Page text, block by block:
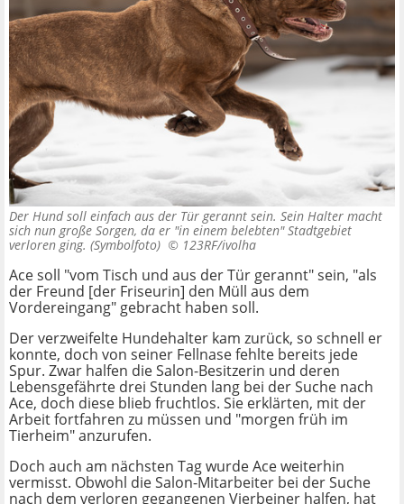
Der Hund soll einfach aus der Tür gerannt sein. Sein Halter macht
sich nun große Sorgen, da er "in einem belebten" Stadtgebiet
verloren ging. (Symbolfoto) © 123RF/ivolha
Ace soll "vom Tisch und aus der Tür gerannt" sein, "als
der Freund [der Friseurin] den Müll aus dem
Vordereingang" gebracht haben soll.
Der verzweifelte Hundehalter kam zurück, so schnell er
konnte, doch von seiner Fellnase fehlte bereits jede
Spur. Zwar halfen die Salon-Besitzerin und deren
Lebensgefährte drei Stunden lang bei der Suche nach
Ace, doch diese blieb fruchtlos. Sie erklärten, mit der
Arbeit fortfahren zu müssen und "morgen früh im
Tierheim" anzurufen.
Doch auch am nächsten Tag wurde Ace weiterhin
vermisst. Obwohl die Salon-Mitarbeiter bei der Suche
nach dem verloren gegangenen Vierbeiner halfen, hat